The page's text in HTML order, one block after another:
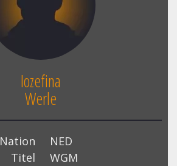
Iozefina
Werle
Nation
NED
Titel
WGM